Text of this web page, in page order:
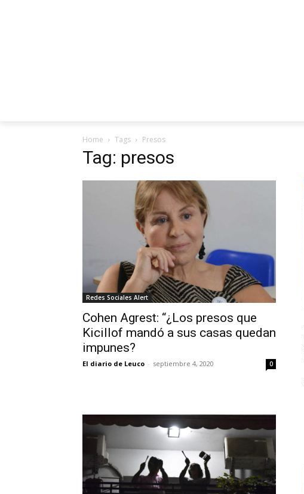
Home Tags Presos
Tag: presos
Redes Sociales Alert
Cohen Agrest: “¿Los presos que
Kicillof mandó a sus casas quedan
impunes?
El diario de Leuco - septiembre 4, 2020 0